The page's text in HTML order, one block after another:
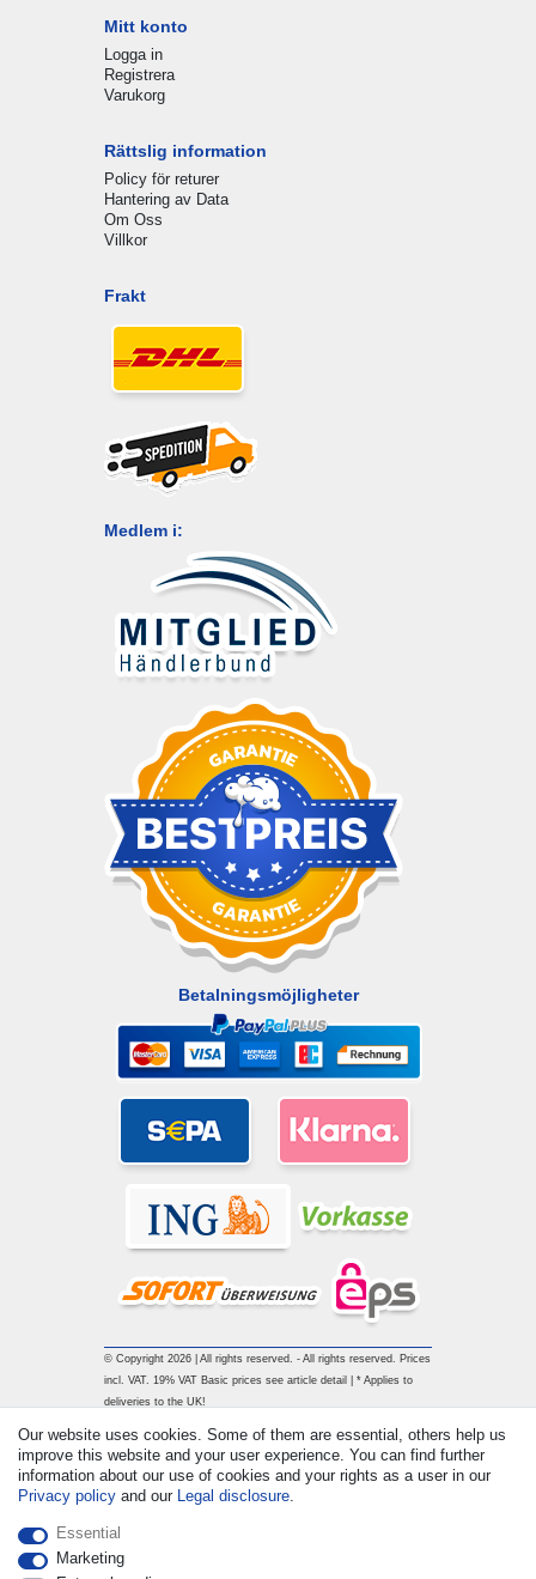
Mitt konto
Logga in
Registrera
Varukorg
Rättslig information
Policy för returer
Hantering av Data
Om Oss
Villkor
Frakt
Medlem i:
Betalningsmöjligheter
© Copyright 2026 | All rights reserved. - All rights reserved. Prices
incl. VAT. 19% VAT Basic prices see article detail | * Applies to
deliveries to the UK!
Our website uses cookies. Some of them are essential, others help us
improve this website and your user experience. You can find further
information about our use of cookies and your rights as a user in our
Privacy policy and our Legal disclosure.
Essential
Marketing
Withdraw from contract here Contact